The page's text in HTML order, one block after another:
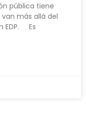
pública tiene
más allá del
EDP. Es